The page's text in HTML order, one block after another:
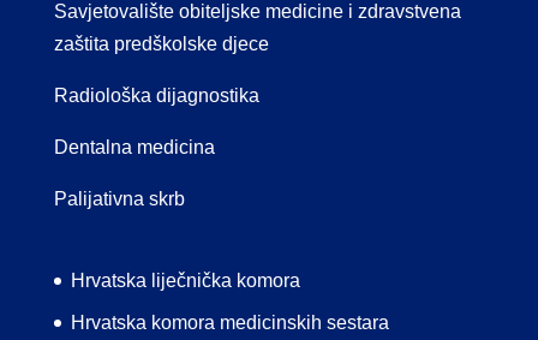
Savjetovalište obiteljske medicine i zdravstvena
zaštita predškolske djece
Radiološka dijagnostika
Dentalna medicina
Palijativna skrb
Hrvatska liječnička komora
Hrvatska komora medicinskih sestara